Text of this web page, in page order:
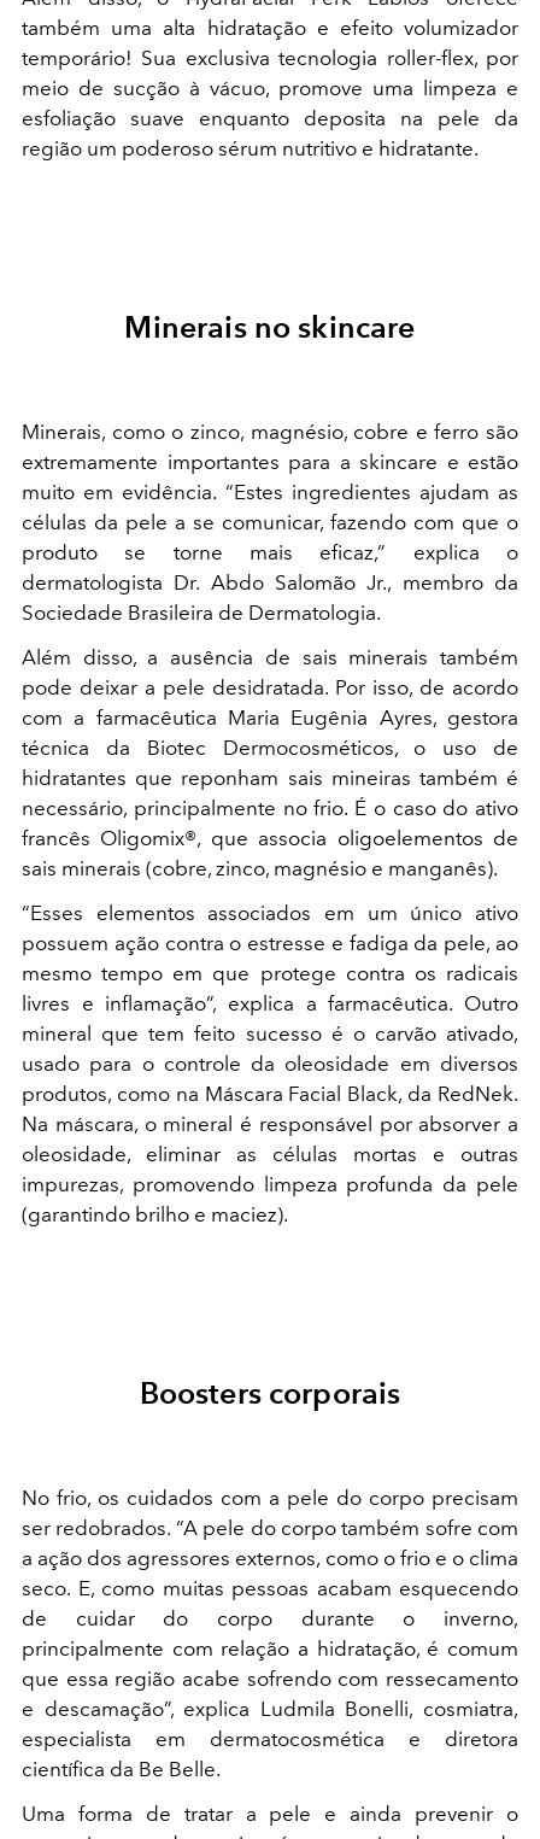
também uma alta hidratação e efeito volumizador
temporário! Sua exclusiva tecnologia roller-flex, por
meio de sucção à vácuo, promove uma limpeza e
esfoliação suave enquanto deposita na pele da
região um poderoso sérum nutritivo e hidratante.
Minerais no skincare
Minerais, como o zinco, magnésio, cobre e ferro são
extremamente importantes para a skincare e estão
muito em evidência. “Estes ingredientes ajudam as
células da pele a se comunicar, fazendo com que o
produto se torne mais eficaz,” explica o
dermatologista Dr. Abdo Salomão Jr., membro da
Sociedade Brasileira de Dermatologia.
Além disso, a ausência de sais minerais também
pode deixar a pele desidratada. Por isso, de acordo
com a farmacêutica Maria Eugênia Ayres, gestora
técnica da Biotec Dermocosméticos, o uso de
hidratantes que reponham sais mineiras também é
necessário, principalmente no frio. É o caso do ativo
francês Oligomix®, que associa oligoelementos de
sais minerais (cobre, zinco, magnésio e manganês).
“Esses elementos associados em um único ativo
possuem ação contra o estresse e fadiga da pele, ao
mesmo tempo em que protege contra os radicais
livres e inflamação”, explica a farmacêutica. Outro
mineral que tem feito sucesso é o carvão ativado,
usado para o controle da oleosidade em diversos
produtos, como na Máscara Facial Black, da RedNek.
Na máscara, o mineral é responsável por absorver a
oleosidade, eliminar as células mortas e outras
impurezas, promovendo limpeza profunda da pele
(garantindo brilho e maciez).
Boosters corporais
No frio, os cuidados com a pele do corpo precisam
ser redobrados. “A pele do corpo também sofre com
a ação dos agressores externos, como o frio e o clima
seco. E, como muitas pessoas acabam esquecendo
de cuidar do corpo durante o inverno,
principalmente com relação a hidratação, é comum
que essa região acabe sofrendo com ressecamento
e descamação”, explica Ludmila Bonelli, cosmiatra,
especialista em dermatocosmética e diretora
científica da Be Belle.
Uma forma de tratar a pele e ainda prevenir o